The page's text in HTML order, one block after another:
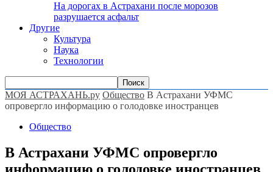
На дорогах в Астрахани после морозов
разрушается асфальт
Другие
Культура
Наука
Технологии
МОЯ АСТРАХАНЬ.ру Общество В Астрахани УФМС
опровергло информацию о голодовке иностранцев
Общество
В Астрахани УФМС опровергло